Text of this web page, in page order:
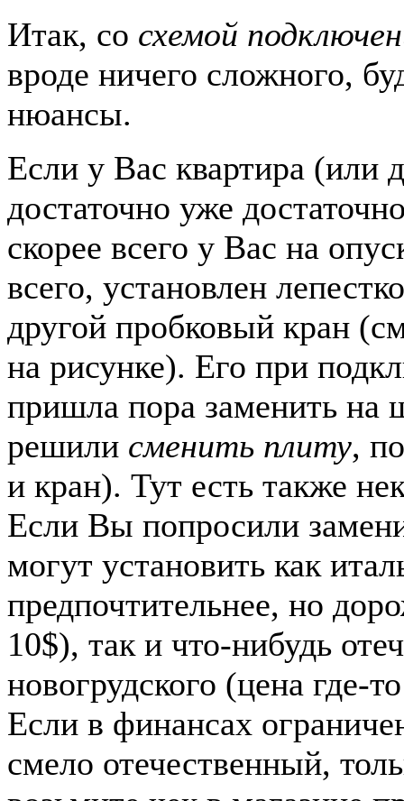
Итак, со схемой
вроде ничего сложного,
нюансы.
Если у Вас квартира (или
достаточно уже
скорее всего у Вас на
всего, установлен
другой пробковый кран
на рисунке). Его при
пришла пора заменить на
решили сменить плиту,
и кран). Тут есть также
Если Вы попросили
могут установить как
предпочтительнее, но
10$), так и что-нибудь
новогрудского (цена где-
Если в финансах
смело отечественный,